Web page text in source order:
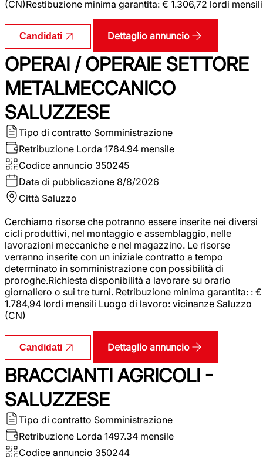
(CN)Restibuzione minima garantita: € 1.306,72 lordi mensili
Candidati Dettaglio annuncio
OPERAI / OPERAIE SETTORE
METALMECCANICO
SALUZZESE
Tipo di contratto Somministrazione
Retribuzione Lorda 1784.94 mensile
Codice annuncio 350245
Data di pubblicazione 8/8/2026
Città Saluzzo
Cerchiamo risorse che potranno essere inserite nei diversi
cicli produttivi, nel montaggio e assemblaggio, nelle
lavorazioni meccaniche e nel magazzino. Le risorse
verranno inserite con un iniziale contratto a tempo
determinato in somministrazione con possibilità di
proroghe.Richiesta disponibilità a lavorare su orario
giornaliero o sui tre turni. Retribuzione minima garantita: : €
1.784,94 lordi mensili Luogo di lavoro: vicinanze Saluzzo
(CN)
Candidati Dettaglio annuncio
BRACCIANTI AGRICOLI -
SALUZZESE
Tipo di contratto Somministrazione
Retribuzione Lorda 1497.34 mensile
Codice annuncio 350244